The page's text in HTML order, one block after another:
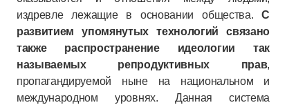
издревле лежащие в основании общества.С
развитием упомянутых технологий связано
также распространение идеологии так
называемых репродуктивных прав,
пропагандируемой ныне на национальном и
международном уровнях. Данная система